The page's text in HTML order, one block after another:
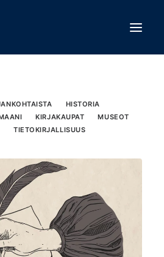
HISTORIA
KIRJAKAUPAT
MUSEOT
TIETOKIRJALLISUUS